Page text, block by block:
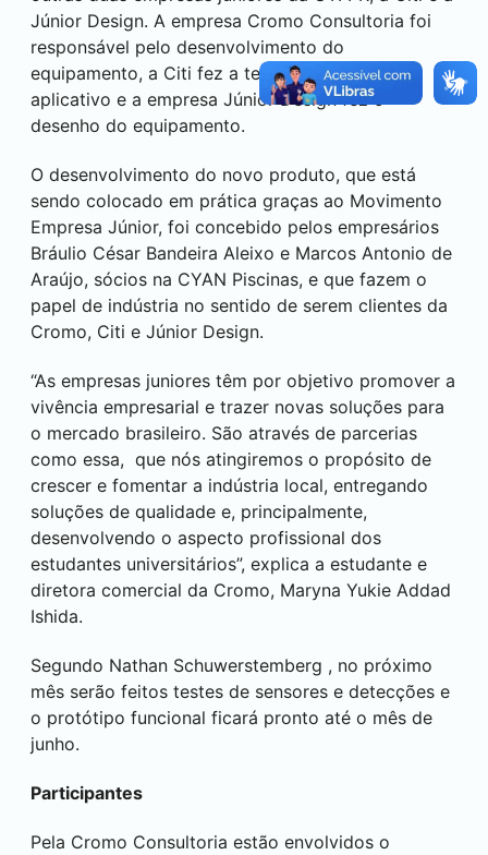
Júnior Design. A empresa Cromo Consultoria foi
responsável pelo desenvolvimento do
equipamento, a Citi fez a tecnologia para o
aplicativo e a empresa Júnior Design fez o
desenho do equipamento.
O desenvolvimento do novo produto, que está
sendo colocado em prática graças ao Movimento
Empresa Júnior, foi concebido pelos empresários
Bráulio César Bandeira Aleixo e Marcos Antonio de
Araújo, sócios na CYAN Piscinas, e que fazem o
papel de indústria no sentido de serem clientes da
Cromo, Citi e Júnior Design.
“As empresas juniores têm por objetivo promover a
vivência empresarial e trazer novas soluções para
o mercado brasileiro. São através de parcerias
como essa, que nós atingiremos o propósito de
crescer e fomentar a indústria local, entregando
soluções de qualidade e, principalmente,
desenvolvendo o aspecto profissional dos
estudantes universitários”, explica a estudante e
diretora comercial da Cromo, Maryna Yukie Addad
Ishida.
Segundo Nathan Schuwerstemberg , no próximo
mês serão feitos testes de sensores e detecções e
o protótipo funcional ficará pronto até o mês de
junho.
Participantes
Pela Cromo Consultoria estão envolvidos o